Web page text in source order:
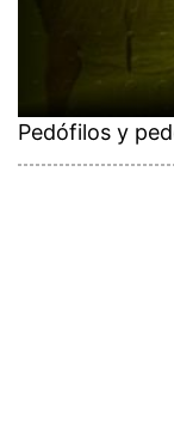
Pedófilos y